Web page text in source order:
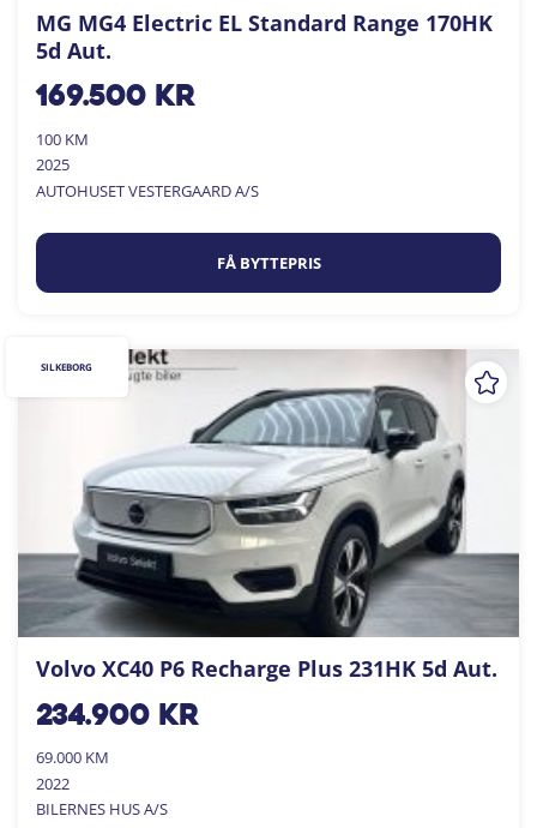
MG MG4 Electric EL Standard Range 170HK
5d Aut.
169.500kr
100 KM
2025
AUTOHUSET VESTERGAARD A/S
FÅ BYTTEPRIS
Volvo XC40 P6 Recharge Plus 231HK 5d Aut.
234.900kr
69.000 KM
2022
BILERNES HUS A/S
SILKEBORG